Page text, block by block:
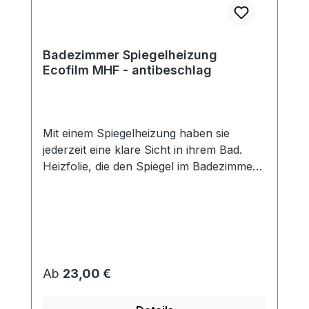
Badezimmer Spiegelheizung
Ecofilm MHF - antibeschlag
Mit einem Spiegelheizung haben sie
jederzeit eine klare Sicht in ihrem Bad.
Heizfolie, die den Spiegel im Badezimmer
niedrigen Temperaturen. Eine Überhitzung
Regulärer Preis:
Ab 23,00 €